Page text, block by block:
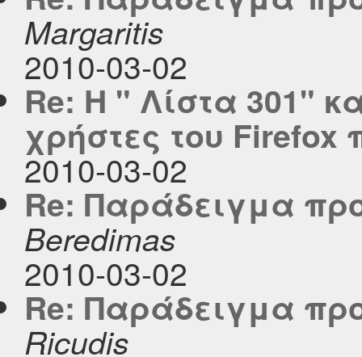
Margaritis
2010-03-02
Re: Η " Λίστα 301"
χρήστες του
2010-03-02
Re: Παράδειγμα
Beredimas
2010-03-02
Re: Παράδειγμα
Ricudis